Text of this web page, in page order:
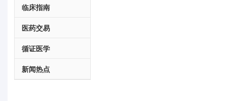
临床指南
医药交易
循证医学
新闻热点